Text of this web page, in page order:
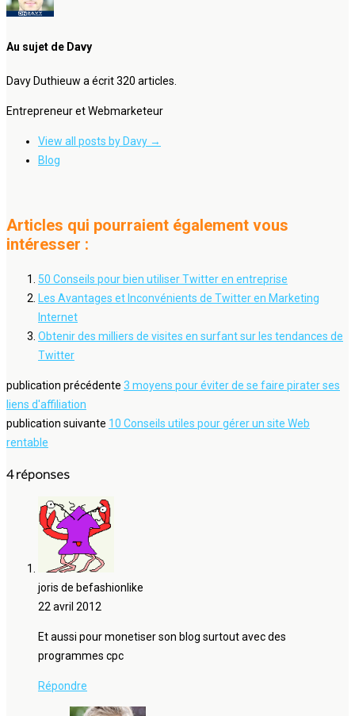
Au sujet de Davy
Davy Duthieuw a écrit 320 articles.
Entrepreneur et Webmarketeur
View all posts by Davy →
Blog
Articles qui pourraient également vous
intéresser :
50 Conseils pour bien utiliser Twitter en entreprise
Les Avantages et Inconvénients de Twitter en Marketing
Internet
Obtenir des milliers de visites en surfant sur les tendances de
Twitter
publication précédente 3 moyens pour éviter de se faire pirater ses
liens d'affiliation
publication suivante 10 Conseils utiles pour gérer un site Web
rentable
4 réponses
joris de befashionlike
22 avril 2012
Et aussi pour monetiser son blog surtout avec des
programmes cpc
Répondre